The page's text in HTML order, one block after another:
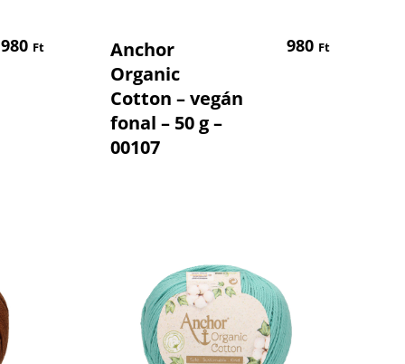
980 Ft Kosárba Teszem
Anchor
Organic
Cotton – vegán
fonal – 50 g –
00107
980 Ft